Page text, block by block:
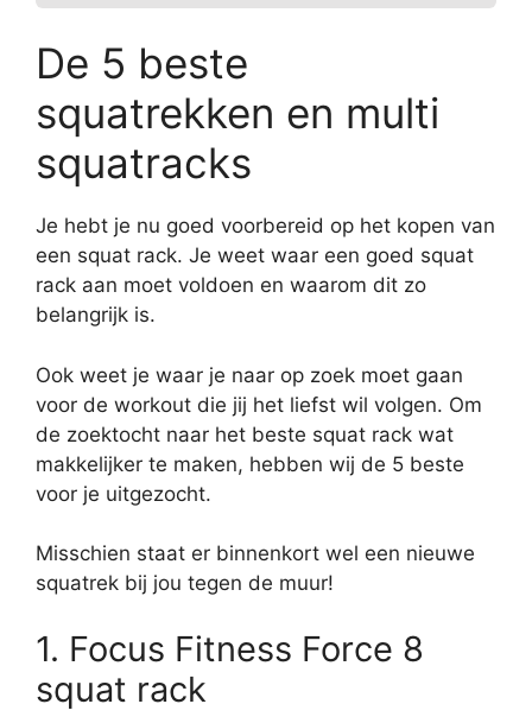
De 5 beste
squatrekken en multi
squatracks
Je hebt je nu goed voorbereid op het kopen van
een squat rack. Je weet waar een goed squat
rack aan moet voldoen en waarom dit zo
belangrijk is.
Ook weet je waar je naar op zoek moet gaan
voor de workout die jij het liefst wil volgen. Om
de zoektocht naar het beste squat rack wat
makkelijker te maken, hebben wij de 5 beste
voor je uitgezocht.
Misschien staat er binnenkort wel een nieuwe
squatrek bij jou tegen de muur!
1. Focus Fitness Force 8
squat rack